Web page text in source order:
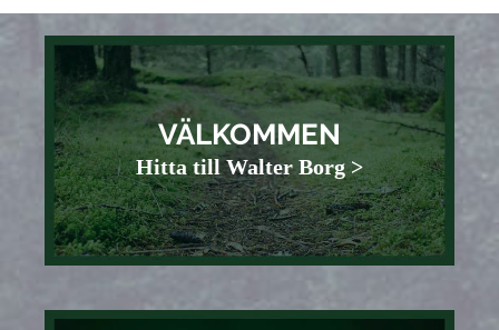
VÄLKOMMEN
Hitta till Walter Borg >